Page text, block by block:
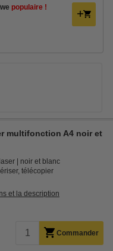
populaire !
multifonction A4 noir et
noir et blanc
télécopier
et la description
Commander